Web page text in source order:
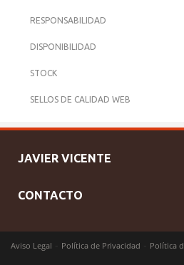
RESPONSABILIDAD
DISPONIBILIDAD
STOCK
SELLOS DE CALIDAD WEB
JAVIER VICENTE
CONTACTO
Aviso Legal Política de Privacidad Política